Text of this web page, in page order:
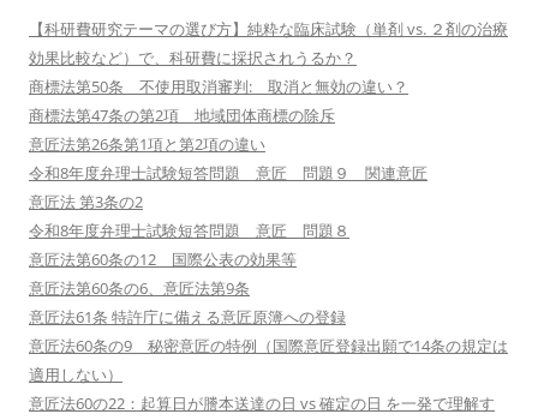
【科研費研究テーマの選び方】純粋な臨床試験（単剤 vs. ２剤の治療
効果比較など）で、科研費に採択されうるか？
商標法第50条 不使用取消審判: 取消と無効の違い？
商標法第47条の第2項 地域団体商標の除斥
意匠法第26条第1項と第2項の違い
令和8年度弁理士試験短答問題 意匠 問題９ 関連意匠
意匠法 第3条の2
令和8年度弁理士試験短答問題 意匠 問題８
意匠法第60条の12 国際公表の効果等
意匠法第60条の6、意匠法第9条
意匠法61条 特許庁に備える意匠原簿への登録
意匠法60条の9 秘密意匠の特例（国際意匠登録出願で14条の規定は
適用しない）
意匠法60の22：起算日が謄本送達の日 vs 確定の日 を一発で理解す